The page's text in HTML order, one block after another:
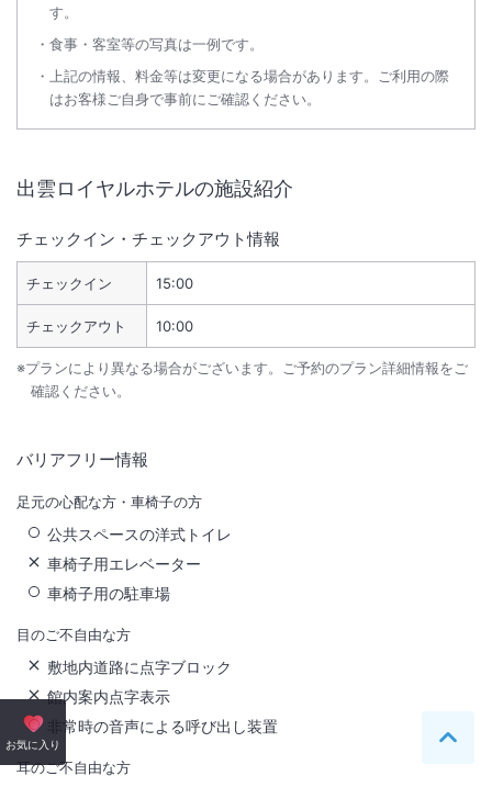
す。
食事・客室等の写真は一例です。
上記の情報、料金等は変更になる場合があります。ご利用の際
はお客様ご自身で事前にご確認ください。
出雲ロイヤルホテルの施設紹介
チェックイン・チェックアウト情報
チェックイン 15:00
チェックアウト 10:00
※プランにより異なる場合がございます。ご予約のプラン詳細情報をご
確認ください。
バリアフリー情報
足元の心配な方・車椅子の方
公共スペースの洋式トイレ
車椅子用エレベーター
車椅子用の駐車場
目のご不自由な方
敷地内道路に点字ブロック
館内案内点字表示
非常時の音声による呼び出し装置
耳のご不自由な方
お気に入り ペー